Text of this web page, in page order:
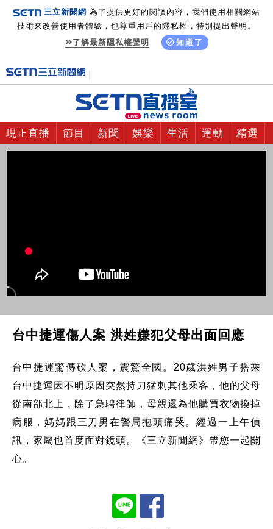
三立新聞網 為了提供更好的閱讀內容，我們使用相關網站
技術來改善使用者體驗，也尊重用戶的隱私權，特別提出聲明。
了解最新隱私權聲明
知道了
現正直播 節目 新聞 娛樂 生活 運動 精選
台中捷運傷人案 洪姓嫌犯父母出面回應
台中捷運驚傳砍人案，震驚全國。20歲洪姓男子搭乘
台中捷運因不明原因突然持刀猛刺其他乘客，他的父母
從南部北上，除了急聘律師，母親還為他購買衣物換掉
病服，媽媽跟三刀男在警局抱頭痛哭。經過一上午偵
訊，家屬也首度面對鏡頭。《三立新聞網》帶您一起關
心。